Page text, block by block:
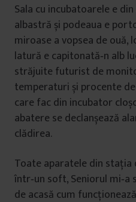
Sala cu incubatoarele e
albastră și podeaua e
miroase a vopsea de ouă,
latură e capitonată‑n alb
străjuite futurist de
temperaturi și procente
care fac din incubator
abatere se declanșează
clădirea.
Toate aparatele din
într‑un soft, Seniorul mi‑a
de acasă cum